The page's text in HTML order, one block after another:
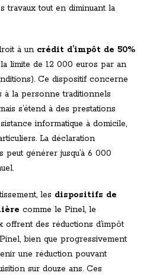
travaux tout en diminuant la
à un crédit d’impôt de 50%
limite de 12 000 euros par an
Ce dispositif concerne
à la personne traditionnels
s’étend à des prestations
informatique à domicile,
La déclaration
peut générer jusqu’à 6 000
les dispositifs de
comme le Pinel, le
offrent des réductions d’impôt
bien que progressivement
une réduction pouvant
sur douze ans. Ces